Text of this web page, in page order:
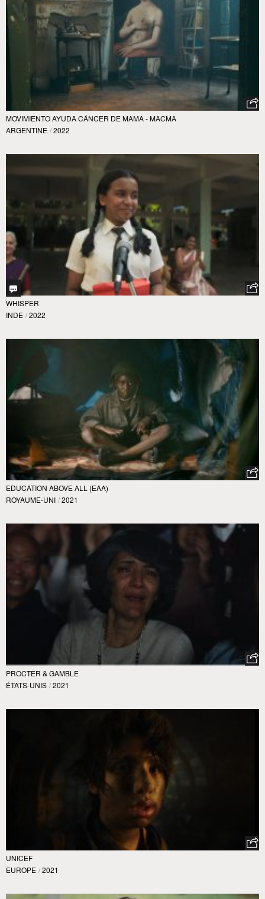
MOVIMIENTO AYUDA CÁNCER DE MAMA - MACMA
ARGENTINE / 2022
WHISPER
INDE / 2022
EDUCATION ABOVE ALL (EAA)
ROYAUME-UNI / 2021
PROCTER & GAMBLE
ÉTATS-UNIS / 2021
UNICEF
EUROPE / 2021